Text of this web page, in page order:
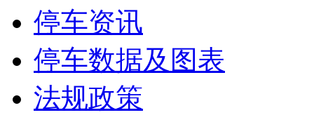
停车资讯
停车数据及图表
法规政策